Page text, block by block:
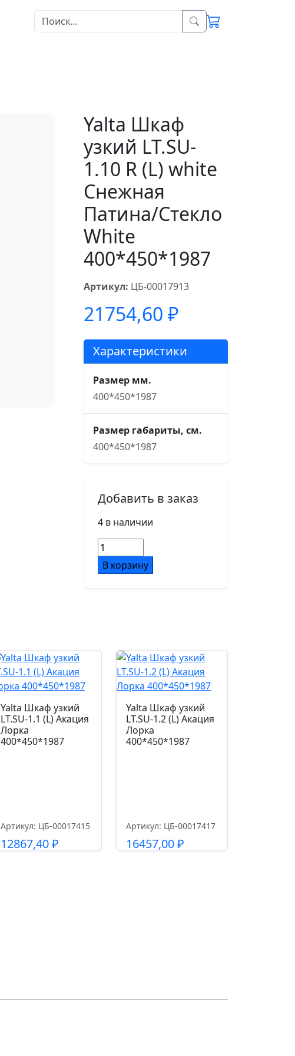
Yalta Шкаф
узкий LT.SU-
1.10 R (L) white
Снежная
Патина/Стекло
White
400*450*1987
Артикул: ЦБ-00017913
21754,60 ₽
Характеристики
Размер мм.
400*450*1987
Размер габариты, см.
400*450*1987
Добавить в заказ
4 в наличии
Количество
товара
Yalta
white
Снежная
Стекло
400*450*1987
В корзину
Yalta Шкаф узкий
LT.SU-1.1 (L) Акация
Лорка
400*450*1987
Артикул: ЦБ-00017415
12867,40₽
Yalta Шкаф узкий
LT.SU-1.2 (L) Акация
Лорка
400*450*1987
Артикул: ЦБ-00017417
16457,00₽